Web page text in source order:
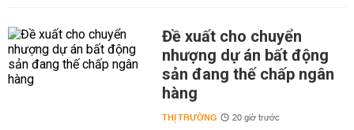
Đề xuất cho chuyển
nhượng dự án bất động
sản đang thế chấp ngân
hàng
THỊ TRƯỜNG 20 giờ trước